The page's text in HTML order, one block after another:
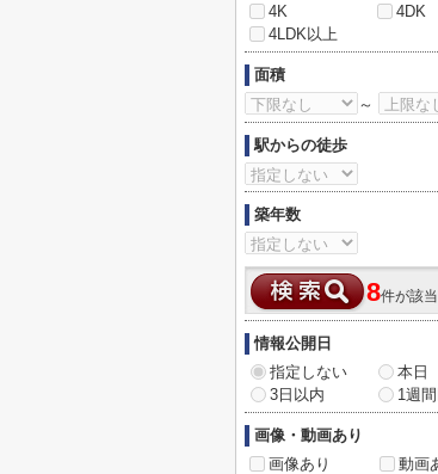
4K
4DK
4LDK以上
面積
～
駅からの徒歩
築年数
8件が該当
情報公開日
指定しない
本日
3日以内
1週
画像・動画あり
画像あり
動画